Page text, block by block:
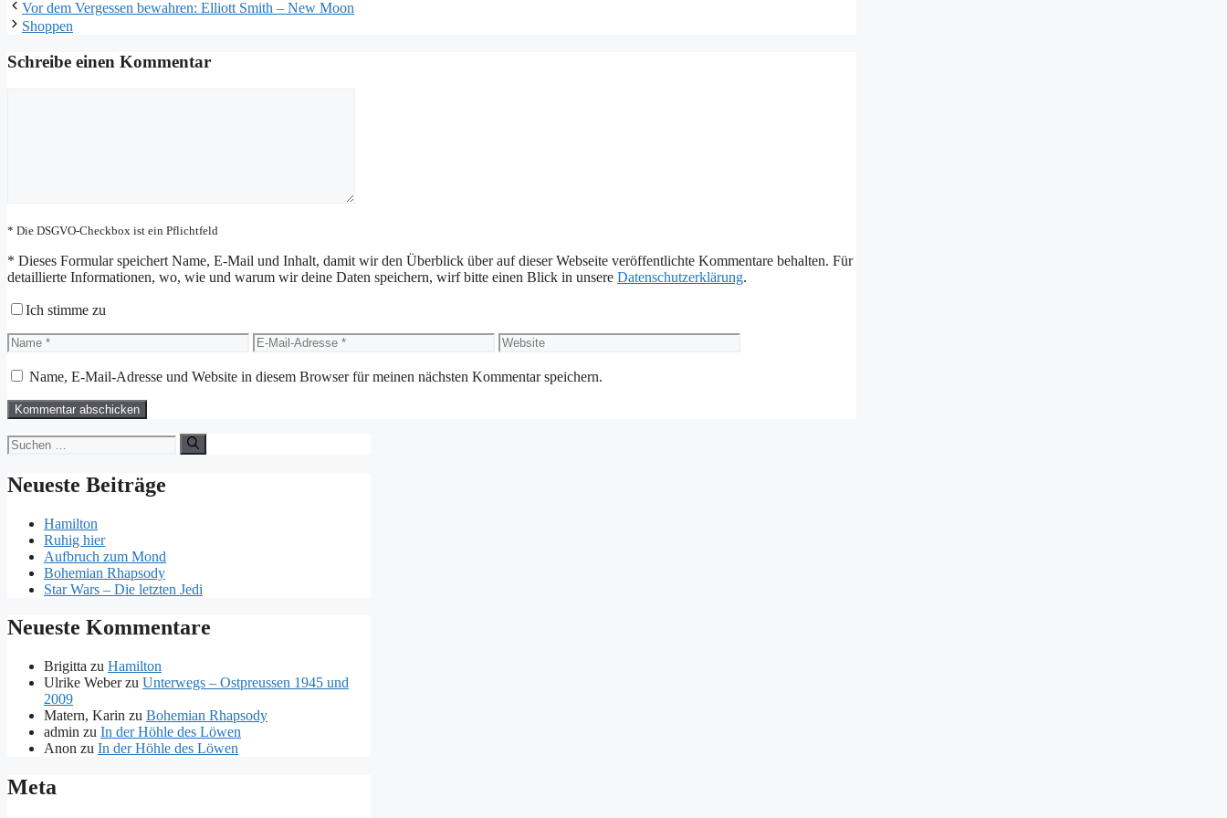
Vor dem Vergessen bewahren: Elliott Smith – New Moon
Shoppen
Schreibe einen Kommentar
* Die DSGVO-Checkbox ist ein Pflichtfeld
* Dieses Formular speichert Name, E-Mail und Inhalt, damit wir den Überblick über auf dieser Webseite veröffentlichte Kommentare behalten. Für
detaillierte Informationen, wo, wie und warum wir deine Daten speichern, wirf bitte einen Blick in unsere Datenschutzerklärung.
Ich stimme zu
Name
E-
Mail-
Adresse
Website
Name, E-Mail-Adresse und Website in diesem Browser für meinen nächsten Kommentar speichern.
Suchen
nach:
Neueste Beiträge
Hamilton
Ruhig hier
Aufbruch zum Mond
Bohemian Rhapsody
Star Wars – Die letzten Jedi
Neueste Kommentare
Brigitta zu Hamilton
Ulrike Weberzu Unterwegs – Ostpreussen 1945 und
2009
Matern, Karin zu Bohemian Rhapsody
admin zu In der Höhle des Löwen
Anon zu In der Höhle des Löwen
Meta